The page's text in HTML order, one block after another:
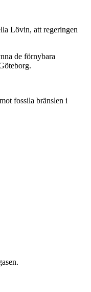
Lövin, att regeringen
de förnybara
fossila bränslen i